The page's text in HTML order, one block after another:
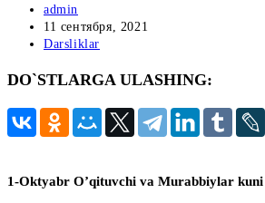
Автор
записи:
admin
Запись
опубликована:
11 сентября, 2021
Рубрика
Darsliklar
DO`STLARGA ULASHING:
1-Oktyabr O’qituvchi va Murabbiylar kuni